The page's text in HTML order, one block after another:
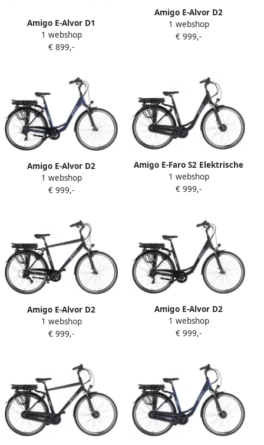
Amigo E-Alvor D1
Elektrische Fiets E-bike 28
Inch 50 cm Damesfiets 7
1 webshop
€ 899,-
Amigo E-Alvor D2
Elektrische Fiets E-bike 28
Inch 50 cm Damesfiets met
1 webshop
€ 999,-
Amigo E-Alvor D2
Elektrische Fiets E-bike 28
Inch 53 cm Damesfiets met
1 webshop
€ 999,-
Amigo E-Faro S2 Elektrische
Fiets E-bike 28 Inch
Damesfiets 53 cm 7
1 webshop
€ 999,-
Amigo E-Alvor D2
Elektrische Fiets E-bike 28
Inch 53 cm Herenfiets met 7
1 webshop
€ 999,-
Amigo E-Alvor D2
Elektrische Fiets E-bike 28
Inch 53 cm Damesfiets met
1 webshop
€ 999,-